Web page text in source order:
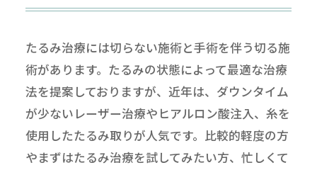
たるみ治療には切らない施術と手術を伴う切る施
術があります。たるみの状態によって最適な治療
法を提案しておりますが、近年は、ダウンタイム
が少ないレーザー治療やヒアルロン酸注入、糸を
使用したたるみ取りが人気です。比較的軽度の方
やまずはたるみ治療を試してみたい方、忙しくて